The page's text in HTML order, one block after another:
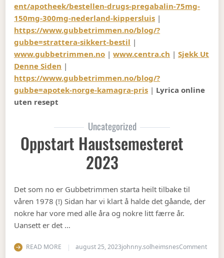
ent/apotheek/bestellen-drugs-pregabalin-75mg-
150mg-300mg-nederland-kippersluis |
https://www.gubbetrimmen.no/blog/?
gubbe=strattera-sikkert-bestil |
www.gubbetrimmen.no |www.centra.ch |Sjekk Ut
Denne Siden |
https://www.gubbetrimmen.no/blog/?
gubbe=apotek-norge-kamagra-pris | Lyrica online
uten resept
Uncategorized
Oppstart Haustsemesteret
2023
Det som no er Gubbetrimmen starta heilt tilbake til
våren 1978 (!) Sidan har vi klart å halde det gåande, der
nokre har vore med alle åra og nokre litt færre år.
Uansett er det …
READ MORE august 25, 2023johnny.solheimsnesCommenton